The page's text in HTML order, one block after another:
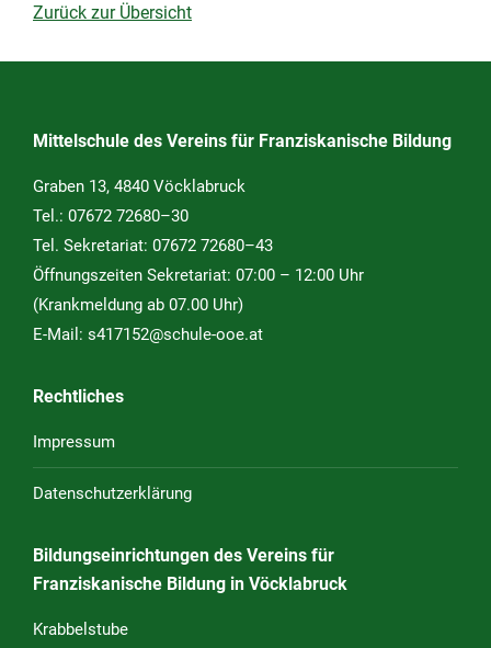
Zurück zur Übersicht
Mittelschule des Vereins für Franziskanische Bildung
Graben 13, 4840 Vöcklabruck
Tel.: 07672 72680–30
Tel. Sekretariat: 07672 72680–43
Öffnungszeiten Sekretariat: 07:00 – 12:00 Uhr
(Krankmeldung ab 07.00 Uhr)
E-Mail: s417152@schule-ooe.at
Rechtliches
Impressum
Datenschutzerklärung
Bildungseinrichtungen des Vereins für
Franziskanische Bildung in Vöcklabruck
Krabbelstube